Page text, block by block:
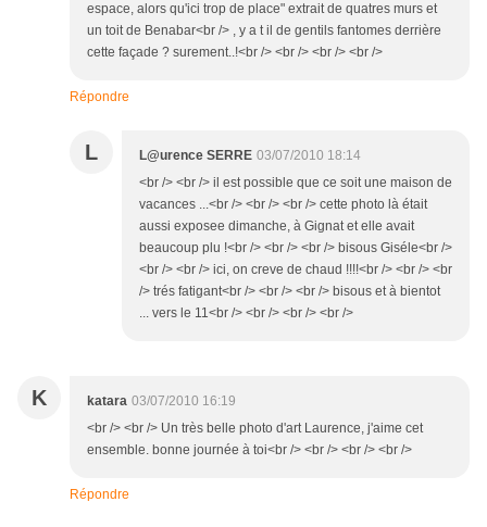
espace, alors qu'ici trop de place" extrait de quatres murs et
un toit de Benabar<br /> , y a t il de gentils fantomes derrière
cette façade ? surement..!<br /> <br /> <br /> <br />
Répondre
L L@urence SERRE 03/07/2010 18:14
<br /> <br /> il est possible que ce soit une maison de
vacances ...<br /> <br /> <br /> cette photo là était
aussi exposee dimanche, à Gignat et elle avait
beaucoup plu !<br /> <br /> <br /> bisous Giséle<br />
<br /> <br /> ici, on creve de chaud !!!!<br /> <br /> <br
/> trés fatigant<br /> <br /> <br /> bisous et à bientot
... vers le 11<br /> <br /> <br /> <br />
K katara 03/07/2010 16:19
<br /> <br /> Un très belle photo d'art Laurence, j'aime cet
ensemble. bonne journée à toi<br /> <br /> <br /> <br />
Répondre